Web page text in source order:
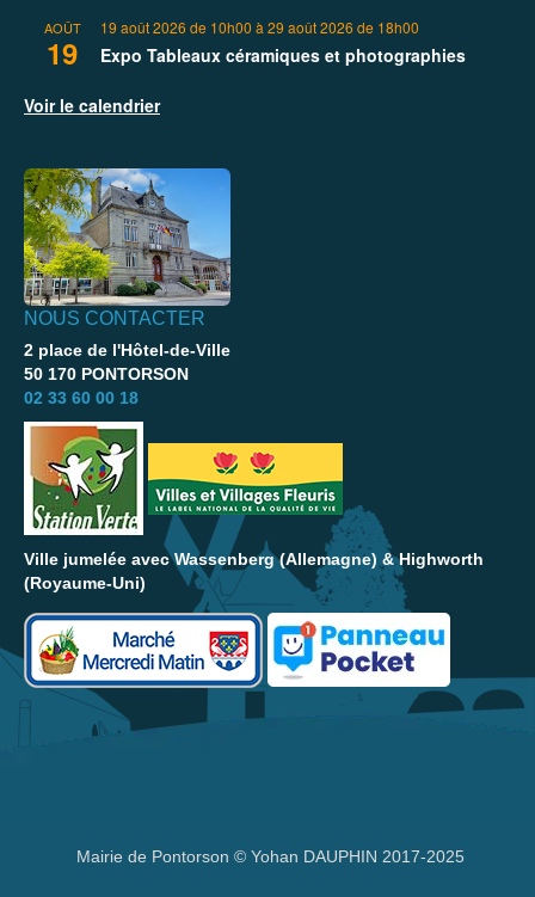
AOÛT
19
19 août 2026 de 10h00 à 29 août 2026 de 18h00
Expo Tableaux céramiques et photographies
Voir le calendrier
NOUS CONTACTER
2 place de l'Hôtel-de-Ville
50 170 PONTORSON
02 33 60 00 18
Ville jumelée avec Wassenberg (Allemagne) & Highworth
(Royaume-Uni)
Mairie de Pontorson © Yohan DAUPHIN 2017-2025